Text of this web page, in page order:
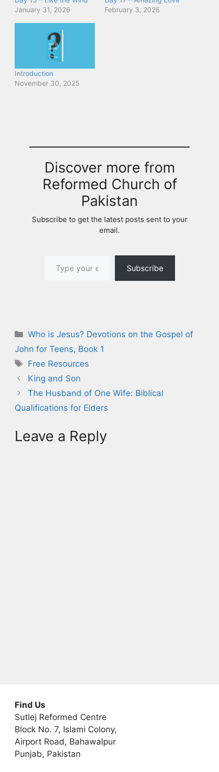
January 31, 2026
February 3, 2026
Introduction
November 30, 2025
Discover more from
Reformed Church of
Pakistan
Subscribe to get the latest posts sent to your
email.
Subscribe
Categories
Who is Jesus? Devotions on the Gospel of
John for Teens, Book 1
Tags
Free Resources
King and Son
The Husband of One Wife: Biblical
Qualifications for Elders
Leave a Reply
Find Us
Sutlej Reformed Centre
Block No. 7, Islami Colony,
Airport Road, Bahawalpur
Punjab, Pakistan